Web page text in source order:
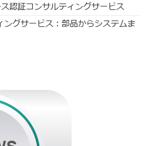
認証コンサルティングサービス
グサービス：部品からシステムま